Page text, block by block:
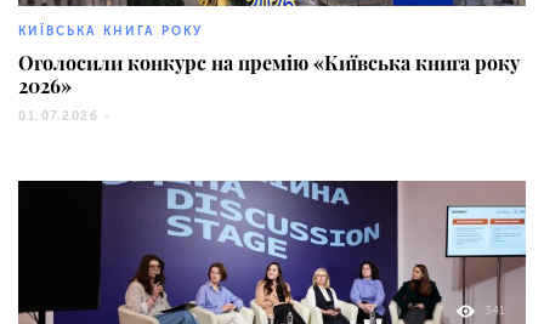
КИЇВСЬКА КНИГА РОКУ
Оголосили конкурс на премію «Київська книга року
2026»
01.07.2026 -
341